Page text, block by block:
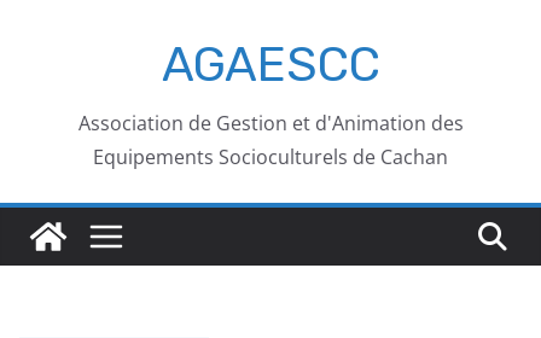
AGAESCC
Association de Gestion et d'Animation des
Equipements Socioculturels de Cachan